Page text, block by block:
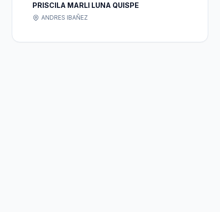
PRISCILA MARLI LUNA QUISPE
ANDRES IBAÑEZ